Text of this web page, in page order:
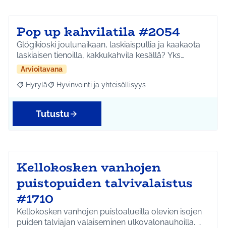
Pop up kahvilatila #2054
Glögikioski joulunaikaan, laskiaispullia ja kaakaota
laskiaisen tienoilla, kakkukahvila kesällä? Yks…
Arvioitavana
Rajaa tulokset aihepiirin mukaan: Hyrylä
Hyrylä Rajaa tulokset teeman mukaan: Hyvinvointi ja
Hyvinvointi ja yhteisöllisyys
Tutustu
Kellokosken vanhojen
puistopuiden talvivalaistus
#1710
Kellokosken vanhojen puistoalueilla olevien isojen
puiden talviajan valaiseminen ulkovalonauhoilla. …